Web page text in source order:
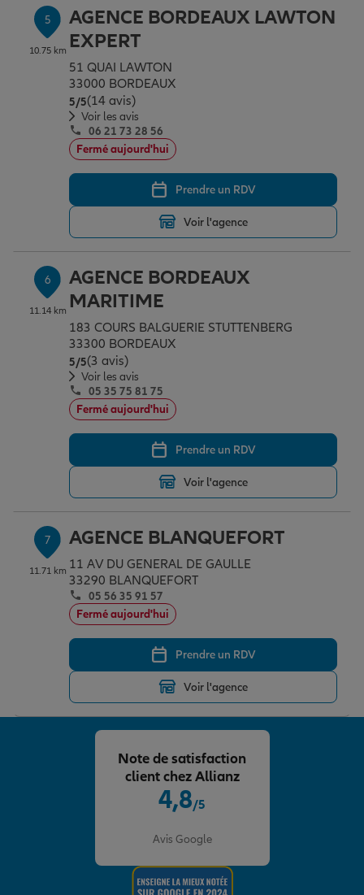
5
10.75 km
AGENCE BORDEAUX LAWTON
EXPERT
51 QUAI LAWTON
33000 BORDEAUX
5/5Note de 5 sur 5
(14 avis)
Voir les avis
06 21 73 28 56
Fermé aujourd'hui
Prendre un RDV
Voir l'agence
6
11.14 km
AGENCE BORDEAUX
MARITIME
183 COURS BALGUERIE STUTTENBERG
33300 BORDEAUX
5/5Note de 5 sur 5
(3 avis)
Voir les avis
05 35 75 81 75
Fermé aujourd'hui
Prendre un RDV
Voir l'agence
7
11.71 km
AGENCE BLANQUEFORT
11 AV DU GENERAL DE GAULLE
33290 BLANQUEFORT
05 56 35 91 57
Fermé aujourd'hui
Prendre un RDV
Voir l'agence
4,8/5
Avis Google
Note de satisfaction
client chez Allianz